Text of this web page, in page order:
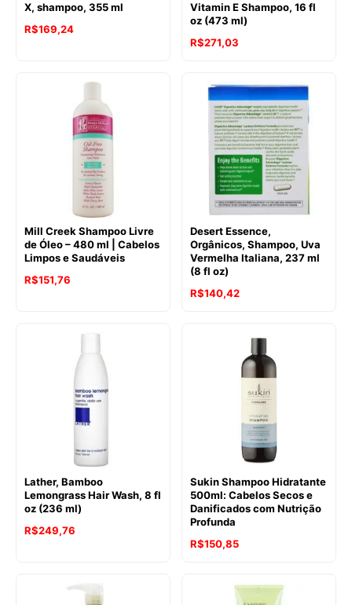
X, shampoo, 355 ml
R$169,24
Vitamin E Shampoo, 16 fl
oz (473 ml)
R$271,03
Mill Creek Shampoo Livre
de Óleo – 480 ml | Cabelos
Limpos e Saudáveis
R$151,76
Desert Essence,
Orgânicos, Shampoo, Uva
Vermelha Italiana, 237 ml
(8 fl oz)
R$140,42
Lather, Bamboo
Lemongrass Hair Wash, 8 fl
oz (236 ml)
R$249,76
Sukin Shampoo Hidratante
500ml: Cabelos Secos e
Danificados com Nutrição
Profunda
R$150,85